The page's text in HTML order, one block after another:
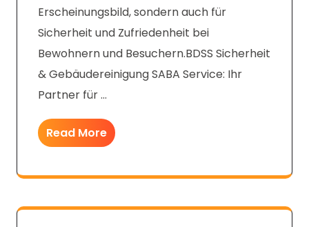
Erscheinungsbild, sondern auch für
Sicherheit und Zufriedenheit bei
Bewohnern und Besuchern.BDSS Sicherheit
& Gebäudereinigung SABA Service: Ihr
Partner für …
Read More